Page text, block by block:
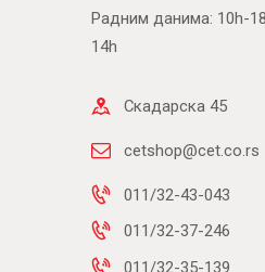
Радним данима: 10h-
14h
Скадарска 45
cetshop@cet.co.rs
011/32-43-043
011/32-37-246
011/32-35-139